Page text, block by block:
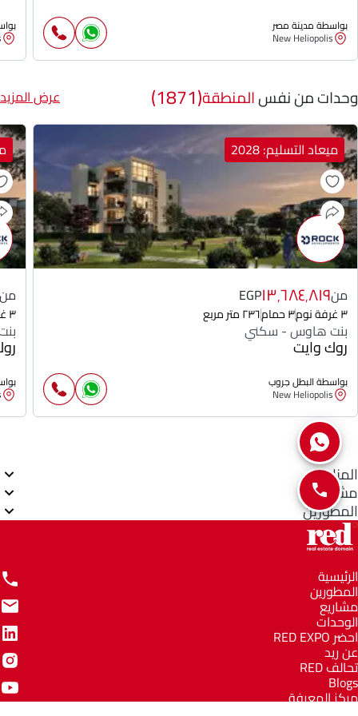
بواسطة مدينة مصر
New Heliopolis
وحدات من نفسالمنطقة(1871) عرض المزيد
ميعاد التسليم: 2028
من١٣٬٦٨٤٬٨١٩EGP
٣ غرفة نوم ٣ حمام ٢٣٦ متر مربع
بنت هاوس - سكني
روك وايت
بواسطة البطل جروب
New Heliopolis
من
٣ غرفة نوم
المناطق
مشاريع
المطورين
الرئيسية
المطورين
مشاريع
الوحدات
احضر RED EXPO
عن ريد
تحالف RED
Blogs
مركز المعرفة